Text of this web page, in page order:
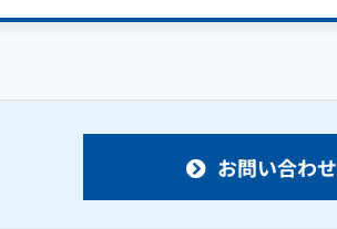
お問い合わせ